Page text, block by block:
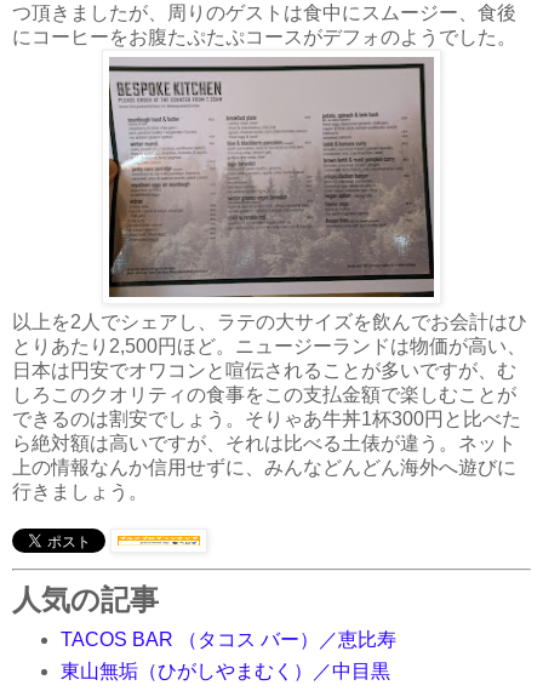
つ頂きましたが、周りのゲストは食中にスムージー、食後
にコーヒーをお腹たぷたぷコースがデフォのようでした。
以上を2人でシェアし、ラテの大サイズを飲んでお会計はひ
とりあたり2,500円ほど。ニュージーランドは物価が高い、
日本は円安でオワコンと喧伝されることが多いですが、む
しろこのクオリティの食事をこの支払金額で楽しむことが
できるのは割安でしょう。そりゃあ牛丼1杯300円と比べた
ら絶対額は高いですが、それは比べる土俵が違う。ネット
上の情報なんか信用せずに、みんなどんどん海外へ遊びに
行きましょう。
人気の記事
TACOS BAR （タコス バー）／恵比寿
東山無垢（ひがしやまむく）／中目黒